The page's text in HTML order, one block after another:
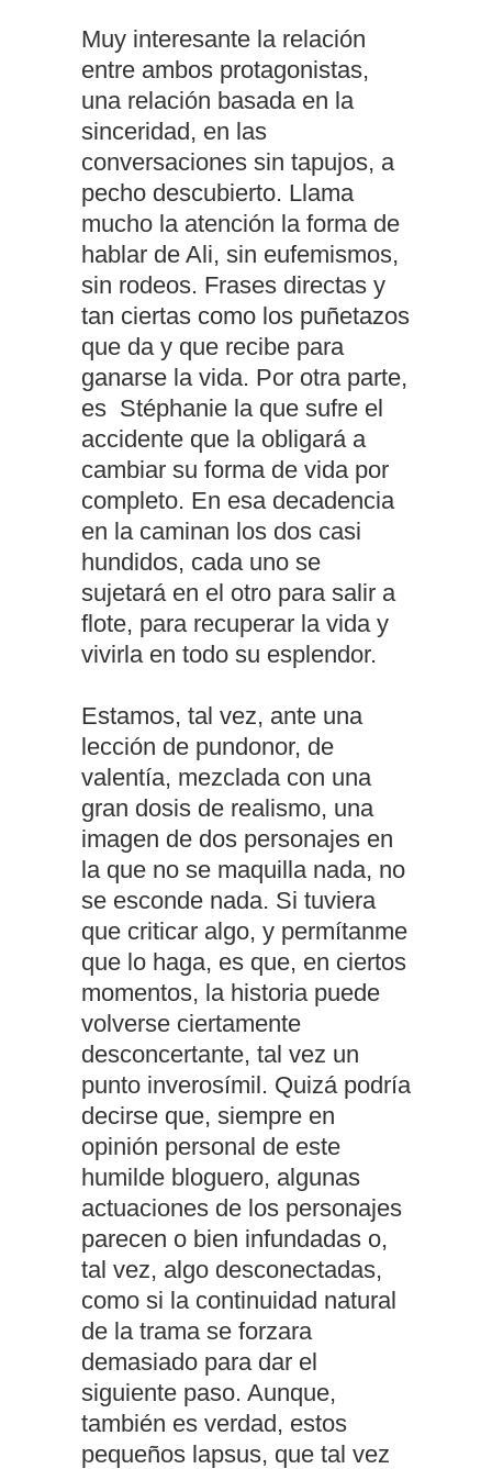
Muy interesante la relación
entre ambos protagonistas,
una relación basada en la
sinceridad, en las
conversaciones sin tapujos, a
pecho descubierto. Llama
mucho la atención la forma de
hablar de Ali, sin eufemismos,
sin rodeos. Frases directas y
tan ciertas como los puñetazos
que da y que recibe para
ganarse la vida. Por otra parte,
es Stéphanie la que sufre el
accidente que la obligará a
cambiar su forma de vida por
completo. En esa decadencia
en la caminan los dos casi
hundidos, cada uno se
sujetará en el otro para salir a
flote, para recuperar la vida y
vivirla en todo su esplendor.
Estamos, tal vez, ante una
lección de pundonor, de
valentía, mezclada con una
gran dosis de realismo, una
imagen de dos personajes en
la que no se maquilla nada, no
se esconde nada. Si tuviera
que criticar algo, y permítanme
que lo haga, es que, en ciertos
momentos, la historia puede
volverse ciertamente
desconcertante, tal vez un
punto inverosímil. Quizá podría
decirse que, siempre en
opinión personal de este
humilde bloguero, algunas
actuaciones de los personajes
parecen o bien infundadas o,
tal vez, algo desconectadas,
como si la continuidad natural
de la trama se forzara
demasiado para dar el
siguiente paso. Aunque,
también es verdad, estos
pequeños lapsus, que tal vez